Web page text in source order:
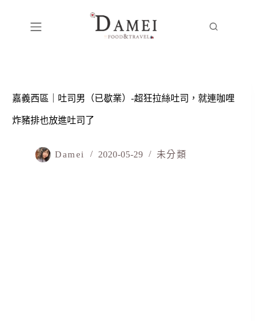
嘉義西區｜吐司男（已歇業）-超狂拉絲吐司，就連咖哩
炸豬排也放進吐司了
Damei 2020-05-29 未分類